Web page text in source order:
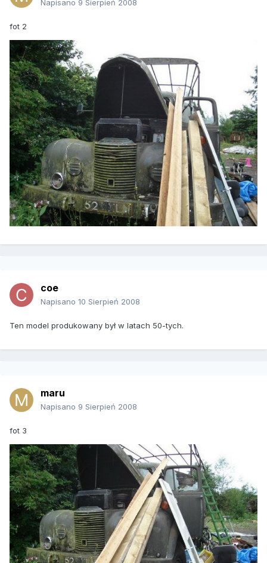
Napisano 9 Sierpień 2008
fot 2
coe
Napisano 10 Sierpień 2008
Ten model produkowany był w latach 50-tych.
maru
Napisano 9 Sierpień 2008
fot 3